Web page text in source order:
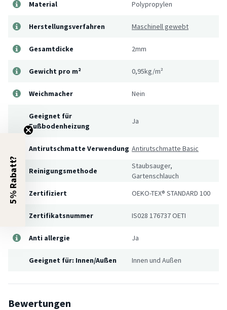
Material Polypropylen
Herstellungsverfahren Maschinell gewebt
Gesamtdicke 2mm
Gewicht pro m² 0,95kg/m²
Weichmacher Nein
Geeignet für
Fußbodenheizung
Ja
Antirutschmatte Verwendung Antirutschmatte Basic
Reinigungsmethode
Staubsauger,
Gartenschlauch
Zertifiziert
OEKO-TEX® STANDARD 100
Zertifikatsnummer IS028 176737 OETI
Anti allergie Ja
Geeignet für: Innen/Außen Innen und Außen
Bewertungen
5% Rabatt?